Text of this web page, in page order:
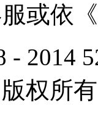
或依
2014
权所有